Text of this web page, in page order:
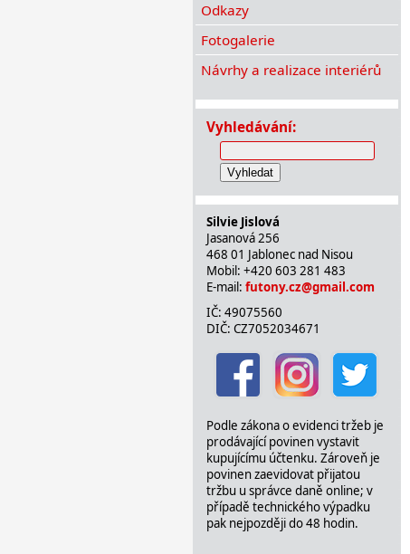
Odkazy
Fotogalerie
Návrhy a realizace interiérů
Vyhledávání:
Vyhledat
Silvie Jislová
Jasanová 256
468 01 Jablonec nad Nisou
Mobil: +420 603 281 483
E-mail: futony.cz@gmail.com
IČ: 49075560
DIČ: CZ7052034671
Podle zákona o evidenci tržeb je
prodávající povinen vystavit
kupujícímu účtenku. Zároveň je
povinen zaevidovat přijatou
tržbu u správce daně online; v
případě technického výpadku
pak nejpozději do 48 hodin.